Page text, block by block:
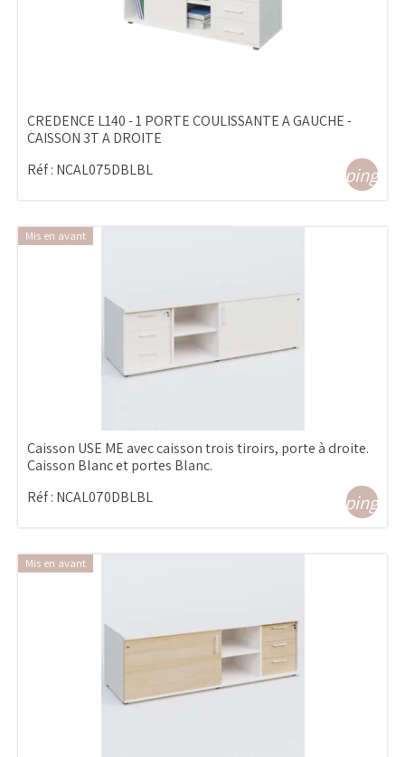
CREDENCE L140 - 1 PORTE COULISSANTE A GAUCHE -
CAISSON 3T A DROITE
Réf : NCAL075DBLBL
Mis en avant
Caisson USE ME avec caisson trois tiroirs, porte à droite.
Caisson Blanc et portes Blanc.
Réf : NCAL070DBLBL
Mis en avant